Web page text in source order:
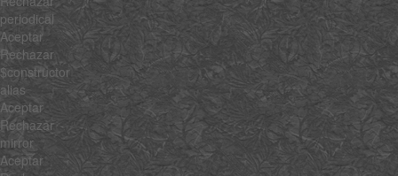
periodical
Aceptar
Rechazar
$constructor
alias
Aceptar
Rechazar
mirror
Aceptar